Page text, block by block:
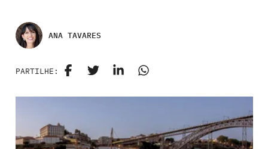
ANA TAVARES
PARTILHE: